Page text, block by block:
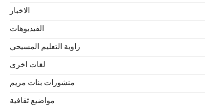
الاخبار
الفيديوهات
زاوية التعليم المسيحي
لغات اخرى
منشورات بنات مريم
مواضيع ثقافية